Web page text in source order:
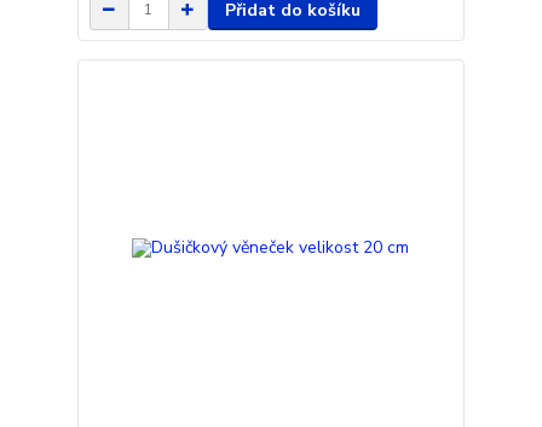
Přidat do košíku